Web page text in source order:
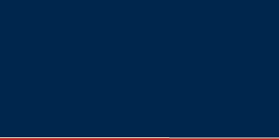
, como hace el
cristianos y sus líderes, a pesar de
Trump no es un candidato
Kamala Harris afirma